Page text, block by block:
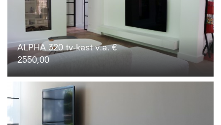
ALPHA 320 tv-kast v.a. €
2550,00